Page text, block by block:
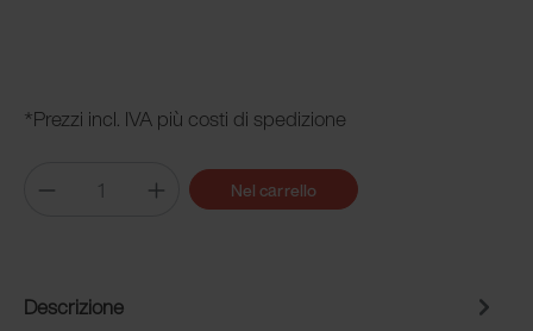
*Prezzi incl. IVA più costi di spedizione
Nel carrello
Descrizione